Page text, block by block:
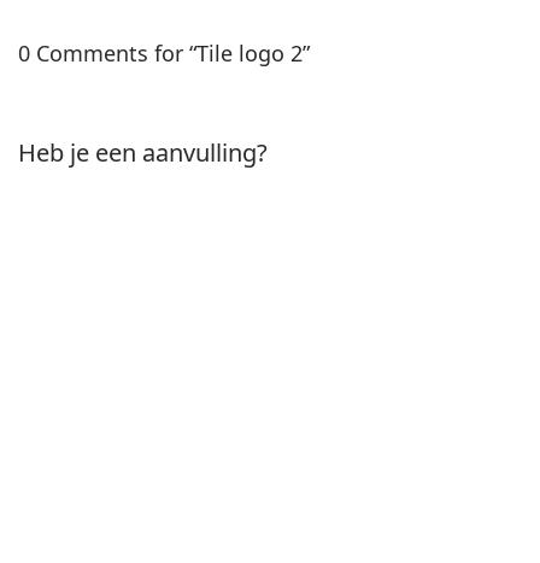
0 Comments for “Tile logo 2”
Heb je een aanvulling?